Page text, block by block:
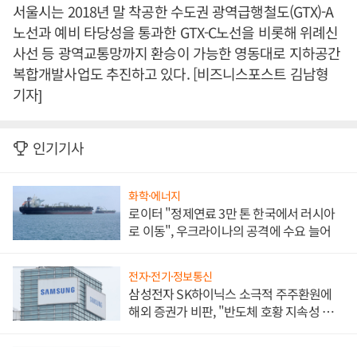
서울시는 2018년 말 착공한 수도권 광역급행철도(GTX)-A
노선과 예비 타당성을 통과한 GTX-C노선을 비롯해 위례신
사선 등 광역교통망까지 환승이 가능한 영동대로 지하공간
복합개발사업도 추진하고 있다. [비즈니스포스트 김남형
기자]
인기기사
화학·에너지
로이터 "정제연료 3만 톤 한국에서 러시아
로 이동", 우크라이나의 공격에 수요 늘어
전자·전기·정보통신
삼성전자 SK하이닉스 소극적 주주환원에
해외 증권가 비판, "반도체 호황 지속성 의